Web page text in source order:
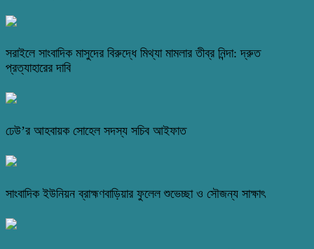
সরাইলে সাংবাদিক মাসুদের বিরুদ্ধে মিথ্যা মামলার তীব্র নিন্দা: দ্রুত
প্রত্যাহারের দাবি
ঢেউ’র আহবায়ক সোহেল সদস্য সচিব আইফাত
সাংবাদিক ইউনিয়ন ব্রাহ্মণবাড়িয়ার ফুলেল শুভেচ্ছা ও সৌজন্য সাক্ষাৎ